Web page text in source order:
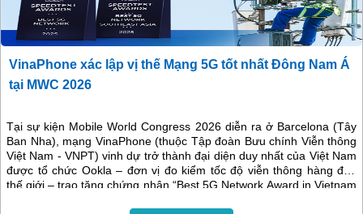
VinaPhone xác lập vị thế Mạng 5G tốt nhất Đông Nam Á
tại MWC 2026
Tại sự kiện Mobile World Congress 2026 diễn ra ở Barcelona (Tây
Ban Nha), mạng VinaPhone (thuộc Tập đoàn Bưu chính Viễn thông
Việt Nam - VNPT) vinh dự trở thành đại diện duy nhất của Việt Nam
được tổ chức Ookla – đơn vị đo kiểm tốc độ viễn thông hàng đầu
thế giới – trao tặng chứng nhận “Best 5G Network Award in Vietnam